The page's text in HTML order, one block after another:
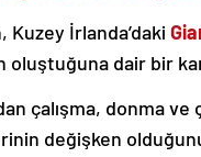
Kuzey İrlanda’daki
oluştuğuna dair bir
çalışma, donma
değişken